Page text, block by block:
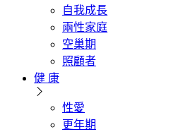
自我成長
兩性家庭
空巢期
照顧者
健 康
性愛
更年期